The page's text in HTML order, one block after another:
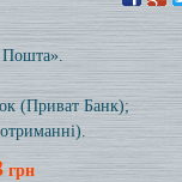
Пошта».
(Приват Банк);
грн